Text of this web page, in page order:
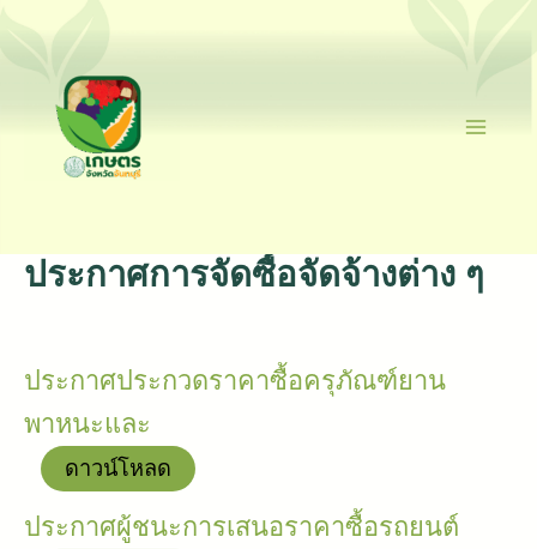
Skip
Content
ประกาศการจัดซื้อจัดจ้างต่าง ๆ
ประกาศประกวดราคาซื้อครุภัณฑ์ยาน
พาหนะและ
ดาวน์โหลด
ประกาศผู้ชนะการเสนอราคาซื้อรถยนต์